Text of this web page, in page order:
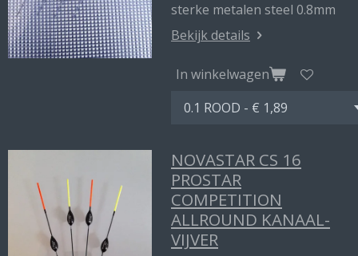
sterke metalen steel 0.8mm
Bekijk details
In winkelwagen
NOVASTAR CS 16
PROSTAR
COMPETITION
ALLROUND KANAAL-
VIJVER